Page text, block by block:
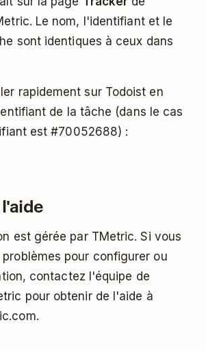
Le nom, l'identifiant et le
sont identiques à ceux dans
rapidement sur Todoist en
de la tâche (dans le cas
est #70052688) :
est gérée par TMetric. Si vous
pour configurer ou
contactez l'équipe de
pour obtenir de l'aide à